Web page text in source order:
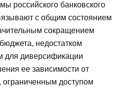
российского банковского
с общим состоянием
сокращением
недостатком
для диверсификации
ее зависимости от
доступом